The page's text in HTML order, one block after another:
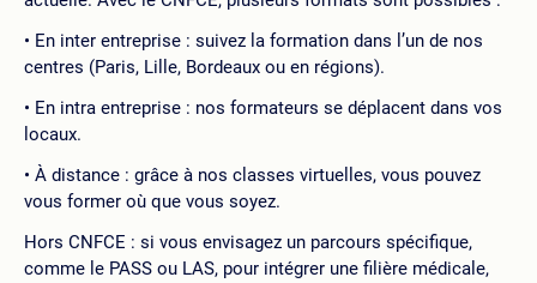
En inter entreprise : suivez la formation dans l’un de nos
centres (Paris, Lille, Bordeaux ou en régions).
En intra entreprise : nos formateurs se déplacent dans vos
locaux.
À distance : grâce à nos classes virtuelles, vous pouvez
vous former où que vous soyez.
Hors CNFCE : si vous envisagez un parcours spécifique,
comme le PASS ou LAS, pour intégrer une filière médicale,